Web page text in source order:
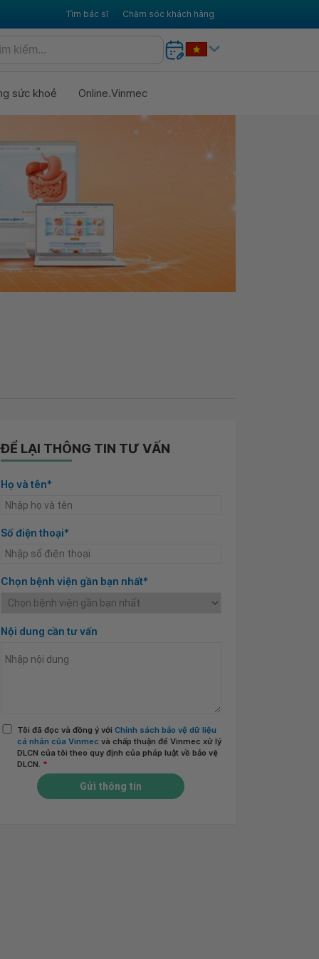
Tìm bác sĩ Chăm sóc khách hàng
sức khoẻ Online.Vinmec
ĐỂ LẠI THÔNG TIN TƯ VẤN
Họ và tên*
Số điện thoại*
Chọn bệnh viện gần bạn nhất*
Nội dung cần tư vấn
Tôi đã đọc và đồng ý với Chính sách bảo vệ dữ liệu
cá nhân của Vinmec và chấp thuận để Vinmec xử lý
DLCN của tôi theo quy định của pháp luật về bảo vệ
DLCN. *
Gửi thông tin